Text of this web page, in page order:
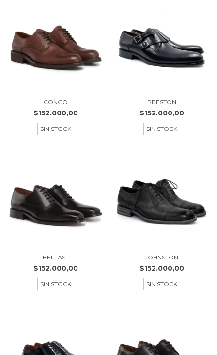
CONGO
$152.000,00
SIN STOCK
PRESTON
$152.000,00
SIN STOCK
BELFAST
$152.000,00
SIN STOCK
JOHNSTON
$152.000,00
SIN STOCK